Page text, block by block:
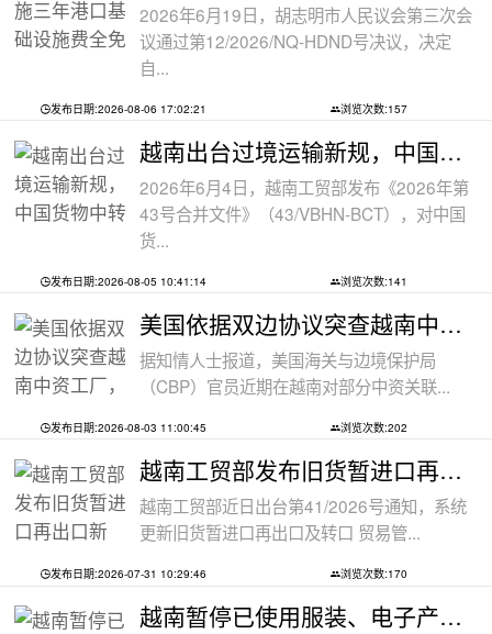
2026年6月19日，胡志明市人民议会第三次会
议通过第12/2026/NQ-HDND号决议，决定
自...
发布日期:2026-08-06 17:02:21 浏览次数:157
越南出台过境运输新规，中国货物中转通
2026年6月4日，越南工贸部发布《2026年第
43号合并文件》（43/VBHN-BCT），对中国
货...
发布日期:2026-08-05 10:41:14 浏览次数:141
美国依据双边协议突查越南中资工厂，三
据知情人士报道，美国海关与边境保护局
（CBP）官员近期在越南对部分中资关联...
发布日期:2026-08-03 11:00:45 浏览次数:202
越南工贸部发布旧货暂进口再出口新规：
越南工贸部近日出台第41/2026号通知，系统
更新旧货暂进口再出口及转口 贸易管...
发布日期:2026-07-31 10:29:46 浏览次数:170
越南暂停已使用服装、电子产品、摩托车